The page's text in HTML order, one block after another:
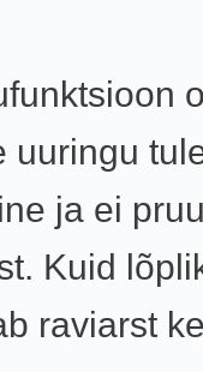
uuringu
ja ei
Kuid
raviarst